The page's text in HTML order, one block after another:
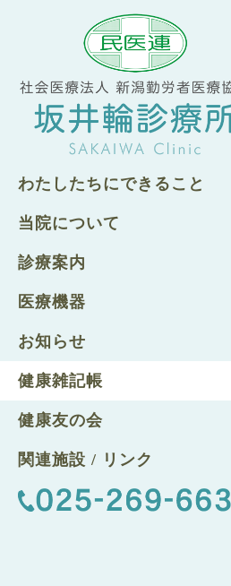
わたしたちにできること
当院について
診療案内
医療機器
お知らせ
健康雑記帳
健康友の会
関連施設 / リンク